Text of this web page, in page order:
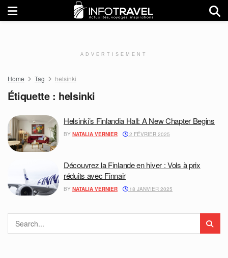
ADVERTISEMENT
Home Tag helsinki
Étiquette : helsinki
Helsinki’s Finlandia Hall: A New Chapter Begins
BY NATALIA VERNIER 2 FÉVRIER 2025
Découvrez la Finlande en hiver : Vols à prix
réduits avec Finnair
BY NATALIA VERNIER 18 JANVIER 2025